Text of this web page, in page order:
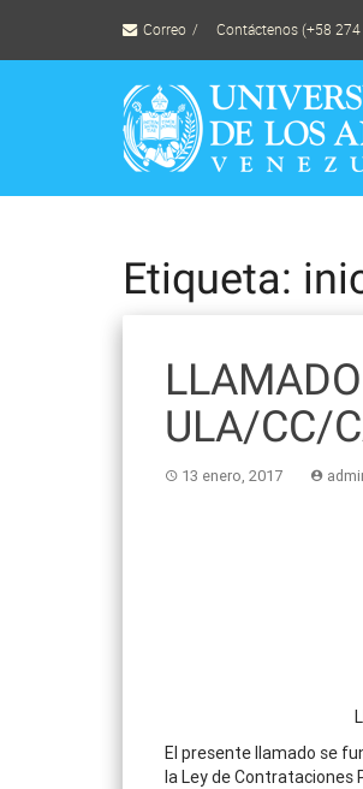
content
Correo Contáctenos (+58
Etiqueta:
ULA/CC/
13 enero, 2017
El presente llamado se
la Ley de Contrataciones